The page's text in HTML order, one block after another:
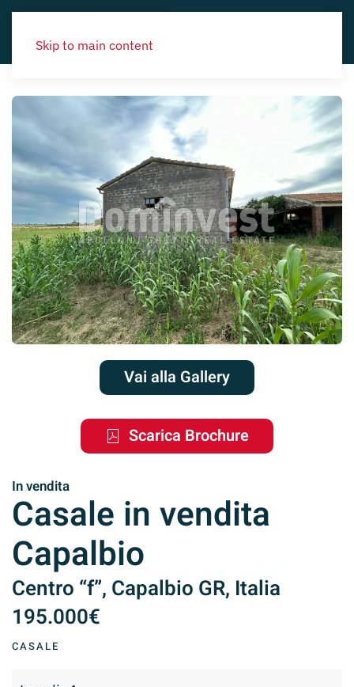
Skip to main content
Vai alla Gallery
Scarica Brochure
In vendita
Casale in vendita
Capalbio
Centro “f”, Capalbio GR, Italia
195.000€
CASALE